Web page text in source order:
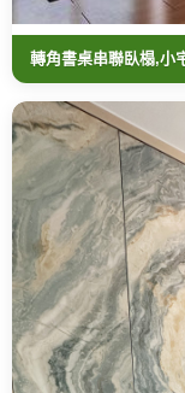
轉角書桌串聯臥榻,小